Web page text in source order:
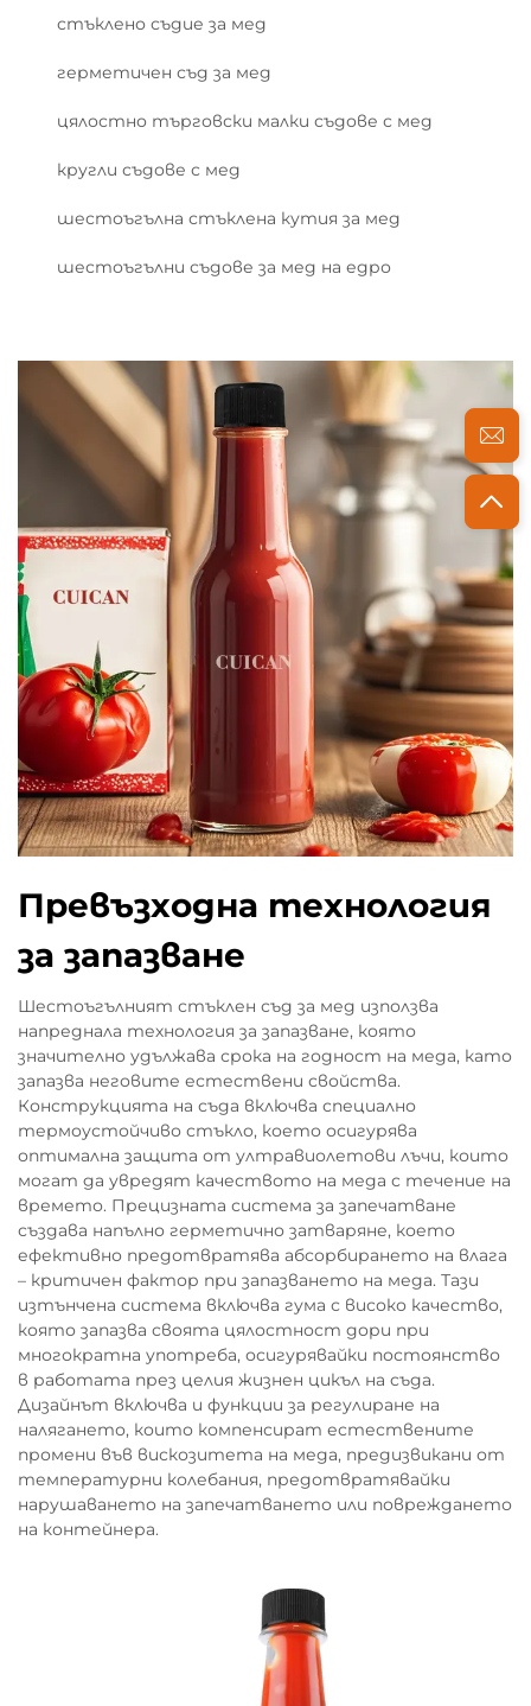
стъклено съдие за мед
герметичен съд за мед
цялостно търговски малки съдове с мед
кругли съдове с мед
шестоъгълна стъклена кутия за мед
шестоъгълни съдове за мед на едро
Превъзходна технология
за запазване
Шестоъгълният стъклен съд за мед използва
напреднала технология за запазване, която
значително удължава срока на годност на меда, като
запазва неговите естествени свойства.
Конструкцията на съда включва специално
термоустойчиво стъкло, което осигурява
оптимална защита от ултравиолетови лъчи, които
могат да увредят качеството на меда с течение на
времето. Прецизната система за запечатване
създава напълно герметично затваряне, което
ефективно предотвратява абсорбирането на влага
– критичен фактор при запазването на меда. Тази
изтънчена система включва гума с високо качество,
която запазва своята цялостност дори при
многократна употреба, осигурявайки постоянство
в работата през целия жизнен цикъл на съда.
Дизайнът включва и функции за регулиране на
налягането, които компенсират естествените
промени във вискозитета на меда, предизвикани от
температурни колебания, предотвратявайки
нарушаването на запечатването или повреждането
на контейнера.